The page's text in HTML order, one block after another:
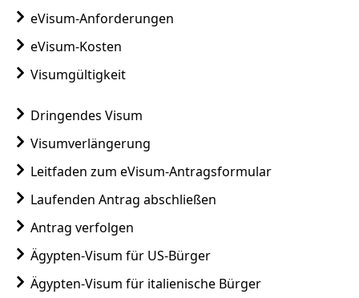
eVisum-Anforderungen
eVisum-Kosten
Visumgültigkeit
Dringendes Visum
Visumverlängerung
Leitfaden zum eVisum-Antragsformular
Laufenden Antrag abschließen
Antrag verfolgen
Ägypten-Visum für US-Bürger
Ägypten-Visum für italienische Bürger